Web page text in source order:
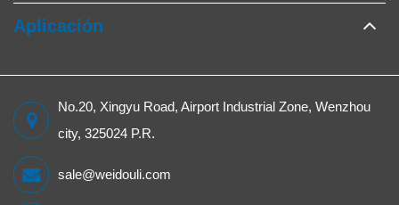
Aplicación
No.20, Xingyu Road, Airport Industrial Zone, Wenzhou
city, 325024 P.R.
sale@weidouli.com